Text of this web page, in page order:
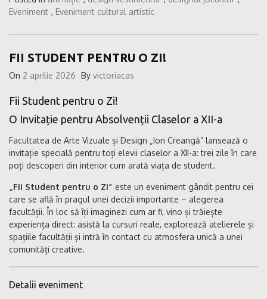
Eveniment , Eveniment cultural artistic
FII STUDENT PENTRU O ZI!
On 2 aprilie 2026 By victoriacas
Fii Student pentru o Zi!
O Invitație pentru Absolvenții Claselor a XII-a
Facultatea de Arte Vizuale și Design „Ion Creangă” lansează o
invitație specială pentru toți elevii claselor a XII-a: trei zile în care
poți descoperi din interior cum arată viața de student.
„Fii Student pentru o Zi” este un eveniment gândit pentru cei
care se află în pragul unei decizii importante – alegerea
facultății. În loc să îți imaginezi cum ar fi, vino și trăiește
experiența direct: asistă la cursuri reale, explorează atelierele și
spațiile facultății și intră în contact cu atmosfera unică a unei
comunități creative.
Detalii eveniment